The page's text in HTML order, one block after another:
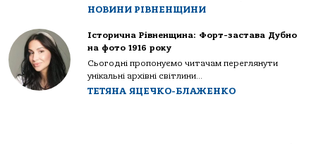
НОВИНИ РІВНЕНЩИНИ
Історична Рівненщина: Форт-застава Дубно
на фото 1916 року
Сьогодні пропонуємо читачам переглянути
унікальні архівні світлини...
ТЕТЯНА ЯЦЕЧКО-БЛАЖЕНКО